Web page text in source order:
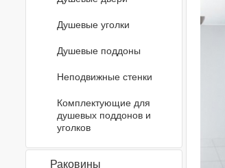
Душевые уголки
Душевые поддоны
Неподвижные стенки
Комплектующие для
душевых поддонов и
уголков
Раковины